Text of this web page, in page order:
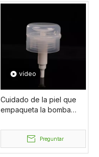
vídeo
Cuidado de la piel que
empaqueta la bomba
ambiente del clavo de la
botella de la bomba del
removedor del esmalte
Preguntar